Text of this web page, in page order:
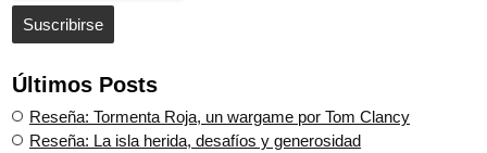
Últimos Posts
Reseña: Tormenta Roja, un wargame por Tom Clancy
Reseña: La isla herida, desafíos y generosidad